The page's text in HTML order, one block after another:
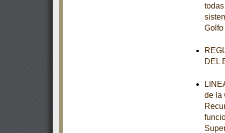
DEL
de la